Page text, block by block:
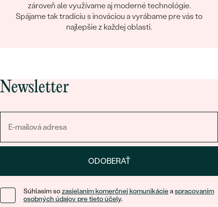
zároveň ale využívame aj moderné technológie.
Spájame tak tradíciu s inováciou a vyrábame pre vás to
najlepšie z každej oblasti.
Newsletter
ODOBERAŤ
Súhlasím sozasielaním komerčnej komunikácieaspracovaním
osobných údajov pre tieto účely.